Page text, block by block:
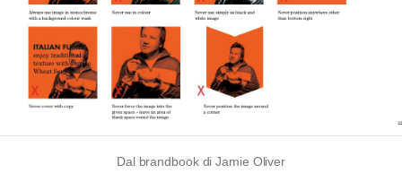
Dal brandbook di Jamie Oliver